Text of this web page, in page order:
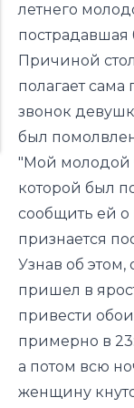
летнего
пострадавшая
Причиной
полагает
звонок
был
"Мой молодой
которой был
сообщить ей о
признается
Узнав об
пришел в
привести
примерно в
а потом всю
женщину